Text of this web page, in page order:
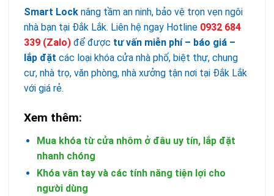
Smart Lock nâng tầm an ninh, bảo vệ trọn vẹn ngôi
nhà bạn tại Đắk Lắk. Liên hệ ngay Hotline 0932 684
339 (Zalo) để được tư vấn miễn phí – báo giá –
lắp đặt các loại khóa cửa nhà phố, biệt thự, chung
cư, nhà trọ, văn phòng, nhà xưởng tận nơi tại Đắk Lắk
với giá rẻ.
Xem thêm:
Mua khóa từ cửa nhôm ở đâu uy tín, lắp đặt
nhanh chóng
Khóa vân tay và các tính năng tiện lợi cho
người dùng